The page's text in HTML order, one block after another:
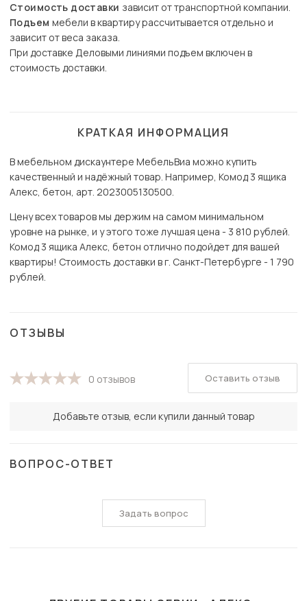
Стоимость доставки зависит от транспортной компании.
Подъем мебели в квартиру рассчитывается отдельно и
зависит от веса заказа.
При доставке Деловыми линиями подъем включен в
стоимость доставки.
КРАТКАЯ ИНФОРМАЦИЯ
В мебельном дискаунтере МебельВиа можно купить
качественный и надёжный товар. Например, Комод 3 ящика
Алекс, бетон, арт. 2023005130500.
Цену всех товаров мы держим на самом минимальном
уровне на рынке, и у этого тоже лучшая цена - 3 810 рублей.
Комод 3 ящика Алекс, бетон отлично подойдет для вашей
квартиры! Стоимость доставки в г. Санкт-Петербурге - 1 790
рублей.
ОТЗЫВЫ
0 отзывов
Добавьте отзыв, если купили данный товар
Оставить отзыв
ВОПРОС-ОТВЕТ
Задать вопрос